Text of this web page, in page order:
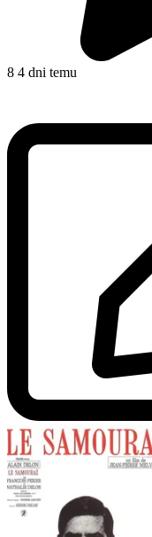
8 4 dni temu